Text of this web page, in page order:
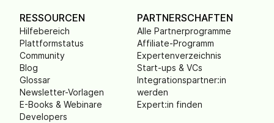
RESSOURCEN
Hilfebereich
Plattformstatus
Community
Blog
Glossar
Newsletter-Vorlagen
E-Books & Webinare
Developers
PARTNERSCHAFTEN
Alle Partnerprogramme
Affiliate-Programm
Expertenverzeichnis
Start-ups & VCs
Integrationspartner:in
werden
Expert:in finden